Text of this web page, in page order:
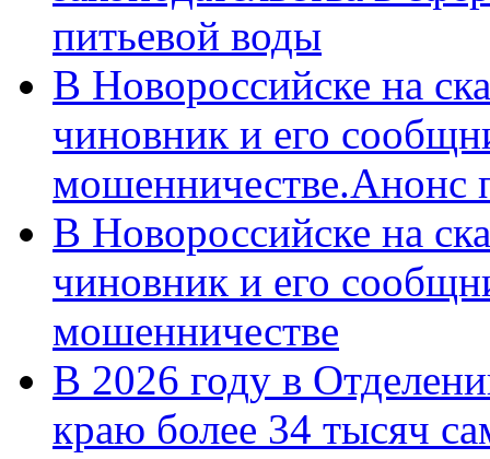
питьевой воды
В Новороссийске на
чиновник и его
мошенничестве.Анонс
В Новороссийске на
чиновник и его
мошенничестве
В 2026 году в
краю более 34 тысяч